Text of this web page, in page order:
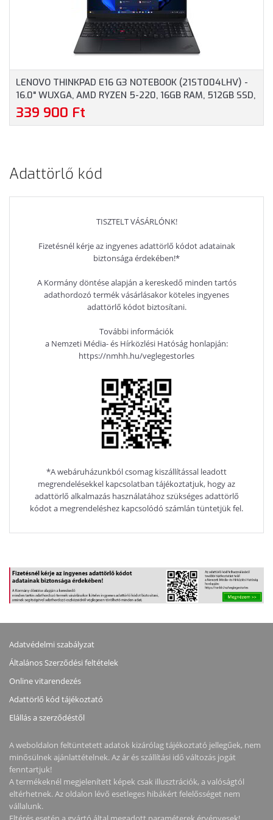
NÉLKÜL, 3 ÉV GARANCIA,
SZÜRKE SZÍNBEN
SZÍNBEN
LENOVO THINKPAD E16 G3 NOTEBOOK (21ST004LHV) -
16.0" WUXGA, AMD RYZEN 5-220, 16GB RAM, 512GB SSD,
MAGYAR BILLENTYŰZET, WINDOWS 11 PROFESSIONAL, 3
ÉV GARANCIA, FEKETE SZÍNBEN
339 900 Ft
Adattörlő kód
TISZTELT VÁSÁRLÓNK!
Fizetésnél kérje az ingyenes adattörlő kódot adatainak
biztonsága érdekében!*
A Kormány döntése alapján a kereskedő minden tartós
adathordozó termék vásárlásakor köteles ingyenes
adattörlő kódot biztosítani.
További információk
a Nemzeti Média- és Hírközlési Hatóság honlapján:
https://nmhh.hu/veglegestorles
*A webáruházunkból csomag kiszállítással leadott
megrendelésekkel kapcsolatban tájékoztatjuk, hogy az
adattörlő alkalmazás használatához szükséges adattörlő
kódot a megrendeléshez kapcsolódó számlán tüntetjük fel.
Adatvédelmi szabályzat
Általános Szerződési feltételek
Online vitarendezés
Adattörlő kód tájékoztató
Elállás a szerződéstől
A weboldalon feltüntetett adatok kizárólag tájékoztató jellegűek, nem
minősülnek ajánlattételnek. Az ár és szállítási idő változás jogát
fenntartjuk!
A termékeknél megjelenített képek csak illusztrációk, a valóságtól
eltérhetnek. Az oldalon lévő esetleges hibákért felelősséget nem
vállalunk.